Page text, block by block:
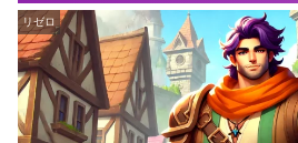
リゼロ